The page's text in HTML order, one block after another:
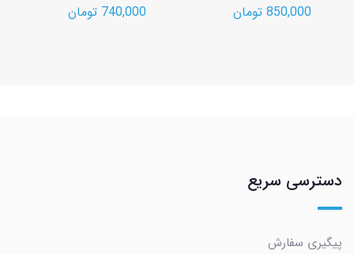
850,000 تومان
740,000 تومان
دسترسی سریع
پیگیری سفارش